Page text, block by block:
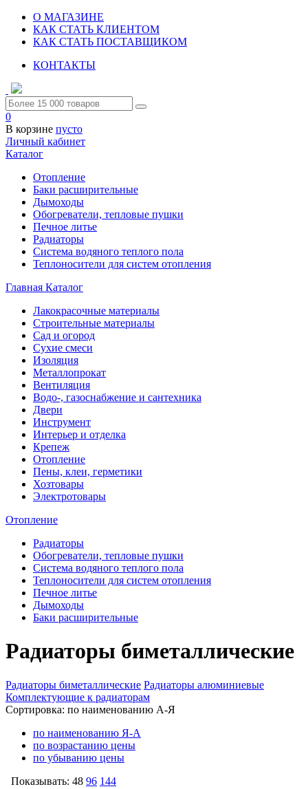
О МАГАЗИНЕ
КАК СТАТЬ КЛИЕНТОМ
КАК СТАТЬ ПОСТАВЩИКОМ
КОНТАКТЫ
0
В корзине пусто
Личный кабинет
Каталог
Отопление
Баки расширительные
Дымоходы
Обогреватели, тепловые пушки
Печное литье
Радиаторы
Система водяного теплого пола
Теплоносители для систем отопления
Главная Каталог
Лакокрасочные материалы
Строительные материалы
Сад и огород
Сухие смеси
Изоляция
Металлопрокат
Вентиляция
Водо-, газоснабжение и сантехника
Двери
Инструмент
Интерьер и отделка
Крепеж
Отопление
Пены, клеи, герметики
Хозтовары
Электротовары
Отопление
Радиаторы
Обогреватели, тепловые пушки
Система водяного теплого пола
Теплоносители для систем отопления
Печное литье
Дымоходы
Баки расширительные
Радиаторы биметаллические
Радиаторы биметаллические Радиаторы алюминиевые
Комплектующие к радиаторам
Сортировка: по наименованию А-Я
по наименованию Я-А
по возрастанию цены
по убыванию цены
Показывать: 48 96 144